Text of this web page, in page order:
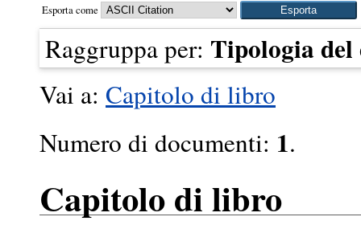
Esporta come
Raggruppa per: Tipologia del
Vai a: Capitolo di libro
Numero di documenti: 1.
Capitolo di libro